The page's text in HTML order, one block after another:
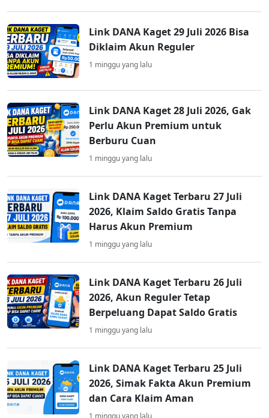
Link DANA Kaget 29 Juli 2026 Bisa
Diklaim Akun Reguler
1 minggu yang lalu
Link DANA Kaget 28 Juli 2026, Gak
Perlu Akun Premium untuk
Berburu Cuan
1 minggu yang lalu
Link DANA Kaget Terbaru 27 Juli
2026, Klaim Saldo Gratis Tanpa
Harus Akun Premium
1 minggu yang lalu
Link DANA Kaget Terbaru 26 Juli
2026, Akun Reguler Tetap
Berpeluang Dapat Saldo Gratis
1 minggu yang lalu
Link DANA Kaget Terbaru 25 Juli
2026, Simak Fakta Akun Premium
dan Cara Klaim Aman